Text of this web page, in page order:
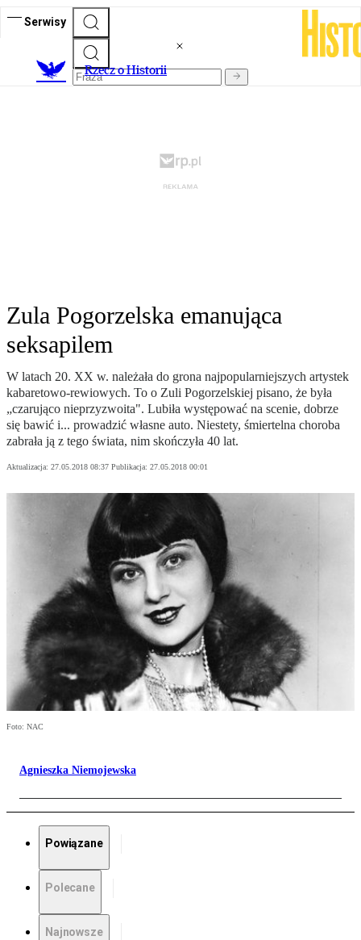
Serwisy
Rzecz o Historii
Zula Pogorzelska emanująca
seksapilem
W latach 20. XX w. należała do grona najpopularniejszych artystek
kabaretowo-rewiowych. To o Zuli Pogorzelskiej pisano, że była
„czarująco nieprzyzwoita". Lubiła występować na scenie, dobrze
się bawić i... prowadzić własne auto. Niestety, śmiertelna choroba
zabrała ją z tego świata, nim skończyła 40 lat.
Aktualizacja: 27.05.2018 08:37 Publikacja: 27.05.2018 00:01
Foto: NAC
Agnieszka Niemojewska
Powiązane
Polecane
Najnowsze